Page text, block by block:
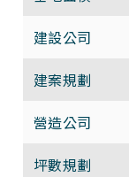
建設公司
建案規劃
營造公司
坪數規劃